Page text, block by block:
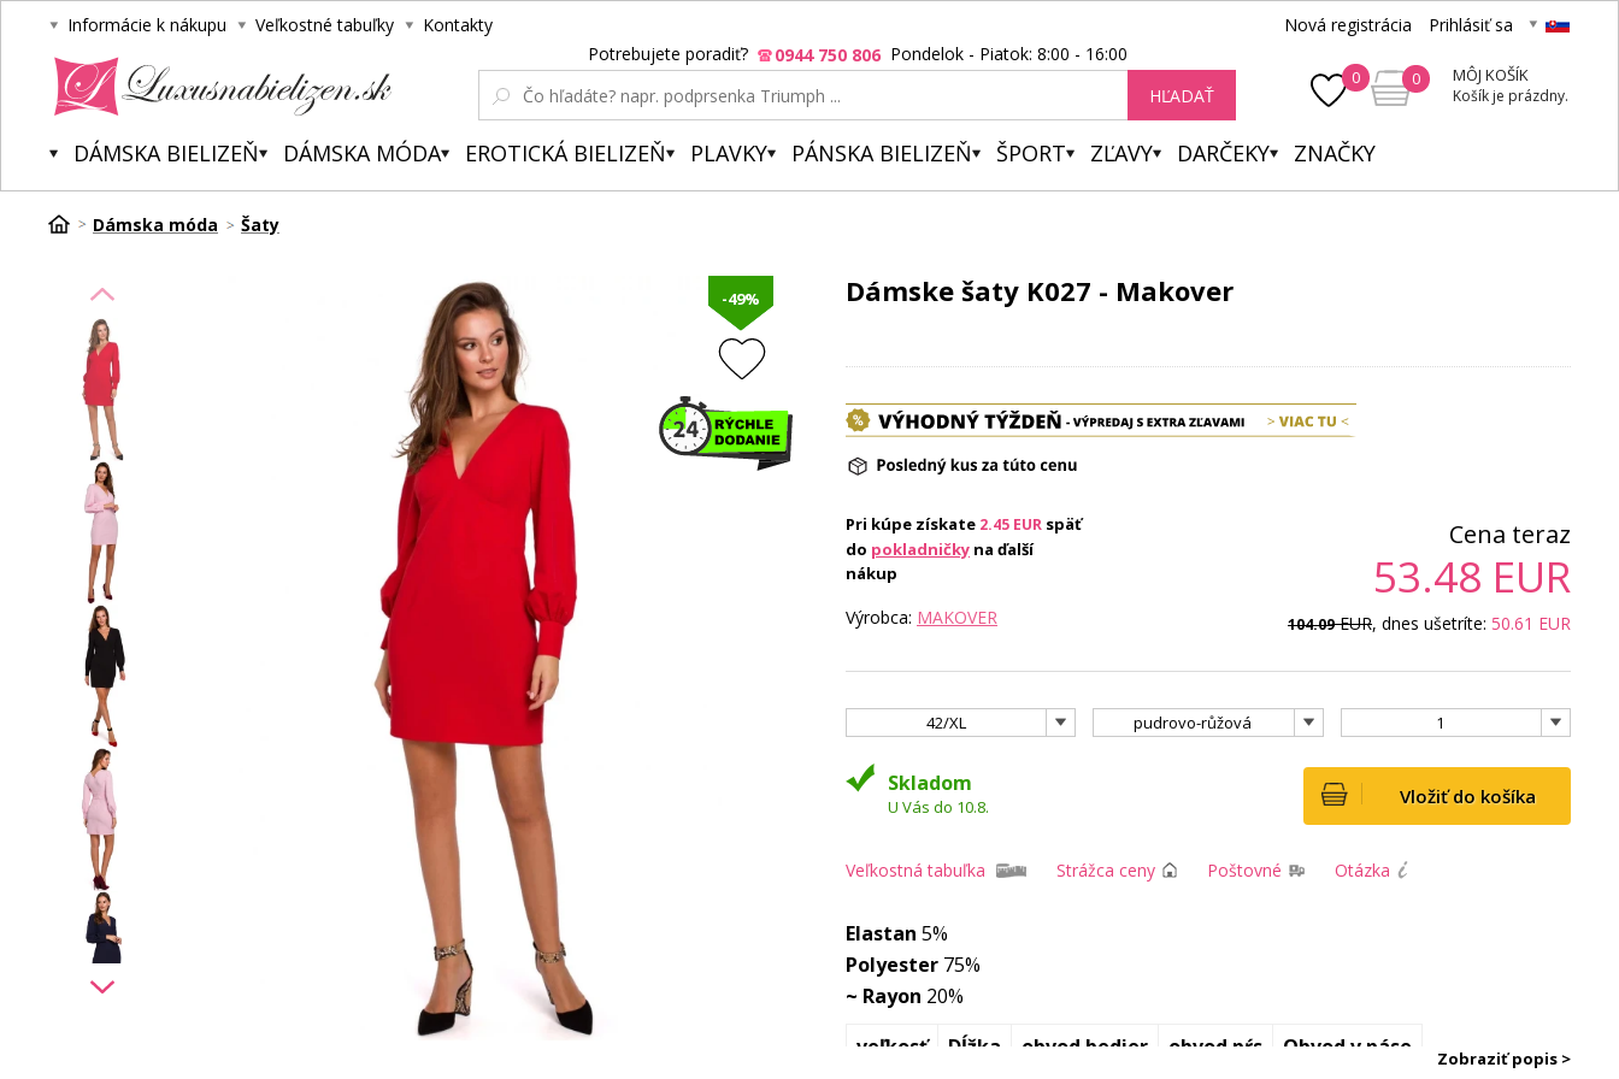
Informácie k nákupu Veľkostné tabuľky Kontakty Nová registrácia Prihlásiť sa
0 0 MÔJ KOŠÍK
Košík je prázdny.
Potrebujete poradiť? 0944 750 806 Pondelok - Piatok: 8:00 - 16:00
HĽADAŤ
DÁMSKA BIELIZEŇ DÁMSKA MÓDA EROTICKÁ BIELIZEŇ PLAVKY PÁNSKA BIELIZEŇ ŠPORT ZĽAVY DARČEKY ZNAČKY
Dámska móda Šaty
-49% Dámske šaty K027 - Makover
Pri kúpe získate 2.45 EUR späť
do pokladničky na ďalší
nákup
Výrobca: MAKOVER
Cena teraz
53.48 EUR
104.09EUR, dnes ušetríte: 50.61 EUR
42/XL pudrovo-růžová 1
Vložiť do košíka
Skladom
U Vás do 10.8.
Veľkostná tabuľka Strážca ceny Poštovné Otázka
Zobraziť popis >
Elastan 5%
Polyester 75%
~ Rayon 20%
veľkosť
Dĺžka obvod bedier obvod pŕs
Obvod v páse